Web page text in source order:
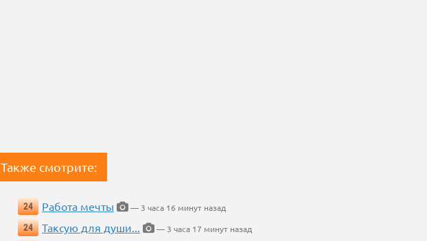
Также смотрите:
24 Работа мечты
— 3 часа 16 минут назад
24
Таксую для души...
— 3 часа 17 минут назад